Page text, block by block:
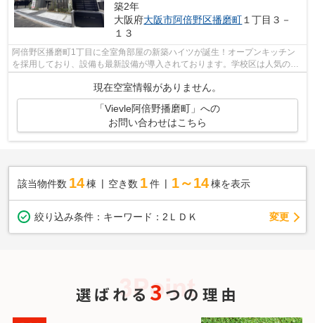
築2年
大阪府大阪市阿倍野区播磨町 １丁目３－
１３
阿倍野区播磨町1丁目に全室角部屋の新築ハイツが誕生！オープンキッチン
を採用しており、設備も最新設備が導入されております。学校区は人気の阪
現在空室情報がありません。
「Vievle阿倍野播磨町」への
お問い合わせはこちら
該当物件数 14棟 空き数 1 件 1～14 棟を表示
絞り込み条件： キーワード：2ＬＤＫ 変更
選ばれる 3 つの理由